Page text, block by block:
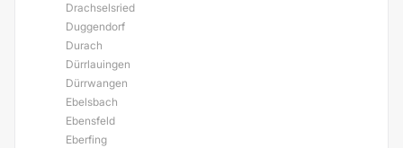
Drachselsried
Duggendorf
Durach
Dürrlauingen
Dürrwangen
Ebelsbach
Ebensfeld
Eberfing